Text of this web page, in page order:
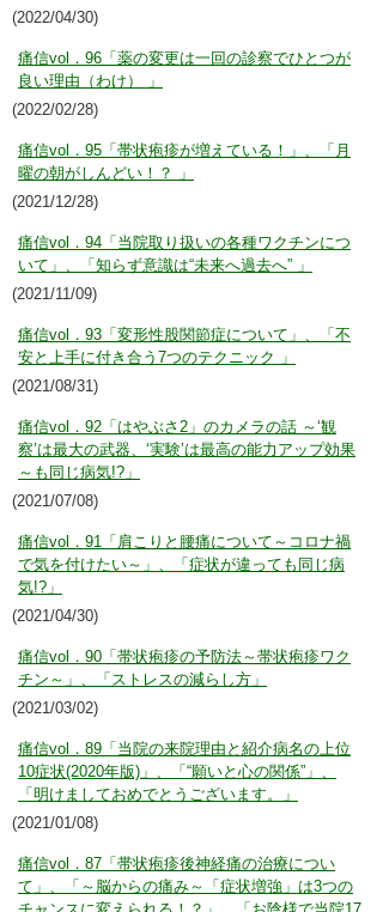
(2022/04/30)
痛信vol．96「薬の変更は一回の診察でひとつが
良い理由（わけ） 」
(2022/02/28)
痛信vol．95「帯状疱疹が増えている！」、「月
曜の朝がしんどい！？ 」
(2021/12/28)
痛信vol．94「当院取り扱いの各種ワクチンにつ
いて」、「知らず意識は“未来へ過去へ” 」
(2021/11/09)
痛信vol．93「変形性股関節症について」、「不
安と上手に付き合う7つのテクニック 」
(2021/08/31)
痛信vol．92「はやぶさ2」のカメラの話 ～‘観
察’は最大の武器、‘実験’は最高の能力アップ効果
～も同じ病気!?」
(2021/07/08)
痛信vol．91「肩こりと腰痛について～コロナ禍
で気を付けたい～」、「症状が違っても同じ病
気!?」
(2021/04/30)
痛信vol．90「帯状疱疹の予防法～帯状疱疹ワク
チン～」、「ストレスの減らし方」
(2021/03/02)
痛信vol．89「当院の来院理由と紹介病名の上位
10症状(2020年版)」、「“願いと心の関係”」、
「明けましておめでとうございます。」
(2021/01/08)
痛信vol．87「帯状疱疹後神経痛の治療につい
て」、「～脳からの痛み～「症状増強」は3つの